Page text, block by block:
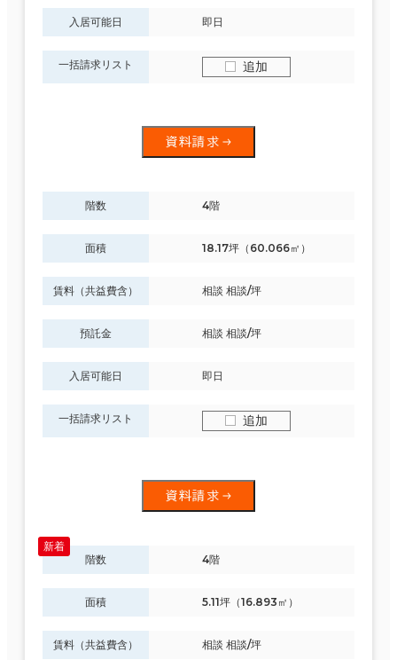
入居可能日 即日
一括請求リスト 追加
資料請求
階数 4階
面積 18.17坪（60.066㎡）
賃料（共益費含） 相談 相談/坪
預託金 相談 相談/坪
入居可能日 即日
一括請求リスト 追加
資料請求
階数 4階
面積 5.11坪（16.893㎡）
賃料（共益費含） 相談 相談/坪